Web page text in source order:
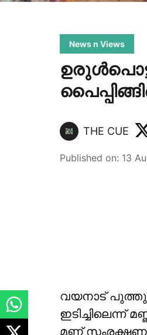
News n Views
THE CUE
Published on: 13
വയനാട്
ഇടിച്ചിലെന്ന്
മണ്ണ് സംരക്ഷണ